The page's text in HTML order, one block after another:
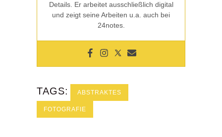
Details. Er arbeitet ausschließlich digital
und zeigt seine Arbeiten u.a. auch bei
24notes.
TAGS: ABSTRAKTES
FOTOGRAFIE